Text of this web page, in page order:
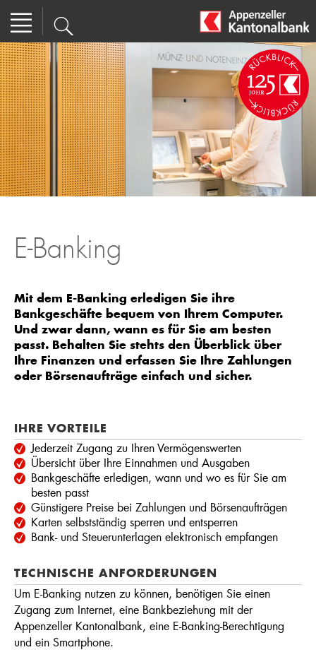
E-Banking
Mit dem E-Banking erledigen Sie ihre
Bankgeschäfte bequem von Ihrem Computer.
Und zwar dann, wann es für Sie am besten
passt. Behalten Sie stehts den Überblick über
Ihre Finanzen und erfassen Sie Ihre Zahlungen
oder Börsenaufträge einfach und sicher.
IHRE VORTEILE
Jederzeit Zugang zu Ihren Vermögenswerten
Übersicht über Ihre Einnahmen und Ausgaben
Bankgeschäfte erledigen, wann und wo es für Sie am
besten passt
Günstigere Preise bei Zahlungen und Börsenaufträgen
Karten selbstständig sperren und entsperren
Bank- und Steuerunterlagen elektronisch empfangen
TECHNISCHE ANFORDERUNGEN
Um E-Banking nutzen zu können, benötigen Sie einen
Zugang zum Internet, eine Bankbeziehung mit der
Appenzeller Kantonalbank, eine E-Banking-Berechtigung
und ein Smartphone.